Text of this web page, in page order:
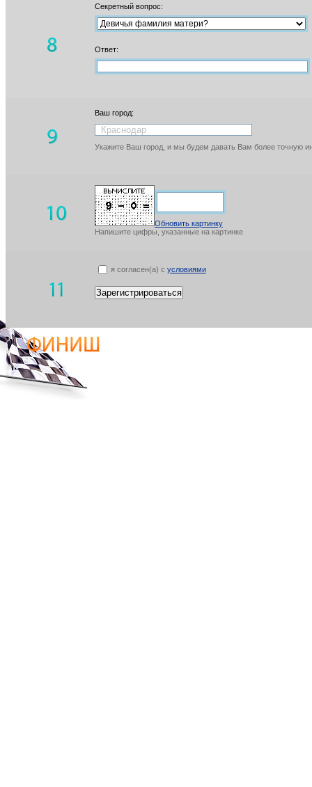
Секретный вопрос:
Ответ:
Ваш город:
Укажите Ваш город, и мы будем давать Вам более точную
Обновить картинку
Напишите цифры, указанные на картинке
я согласен(а) с условиями
Зарегистрироваться